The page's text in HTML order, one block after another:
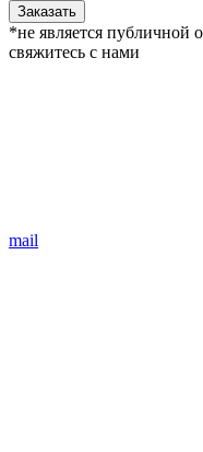
Заказать
*не является публичной
свяжитесь с нами
mail